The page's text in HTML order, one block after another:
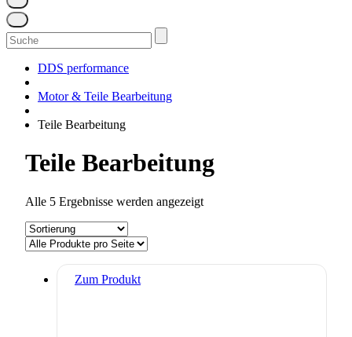
Suchen
nach:
DDS performance
Motor & Teile Bearbeitung
Teile Bearbeitung
Teile Bearbeitung
Alle 5 Ergebnisse werden angezeigt
Zum Produkt